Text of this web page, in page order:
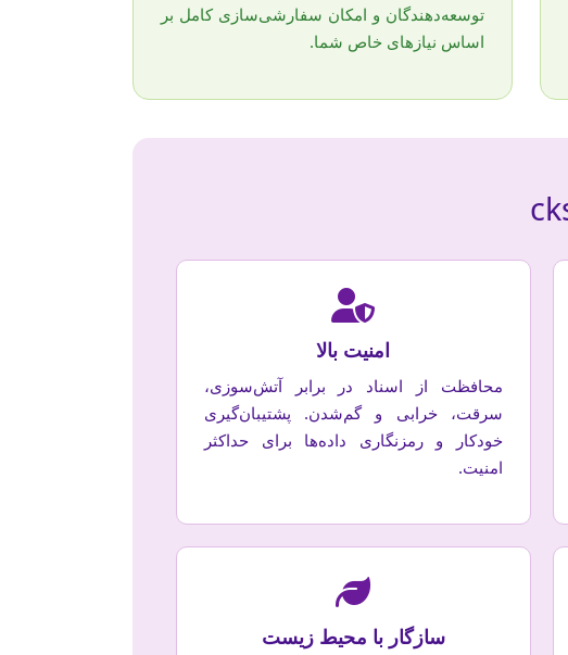
توسعه‌دهندگان و امکان سفارشی‌سازی کامل بر
اساس نیازهای خاص شما.
امنیت بالا
محافظت از اسناد در برابر آتش‌سوزی،
سرقت، خرابی و گم‌شدن. پشتیبان‌گیری
خودکار و رمزنگاری داده‌ها برای حداکثر
امنیت.
سازگار با محیط زیست